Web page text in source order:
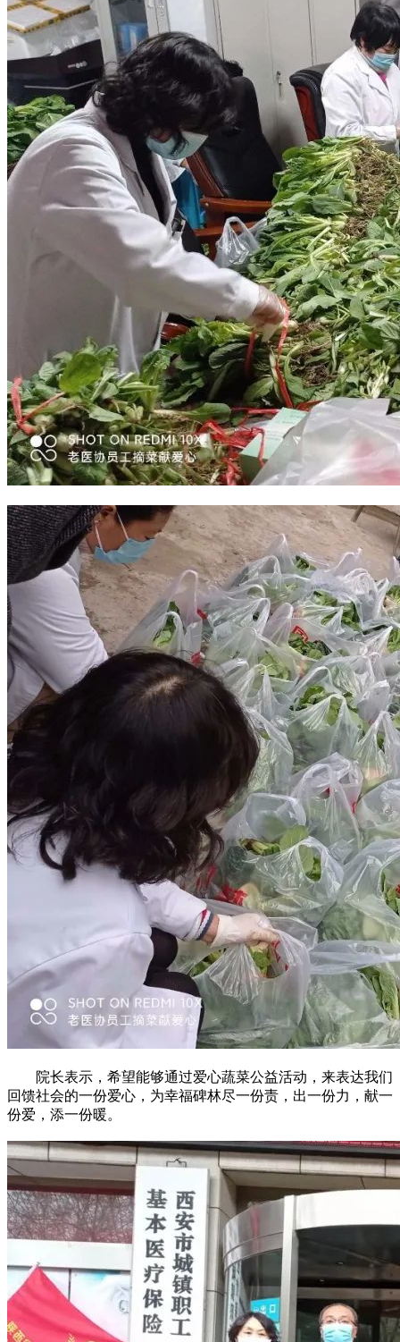
院长表示，希望能够通过爱心蔬菜公益活动，来表达我们
回馈社会的一份爱心，为幸福碑林尽一份责，出一份力，献一
份爱，添一份暖。